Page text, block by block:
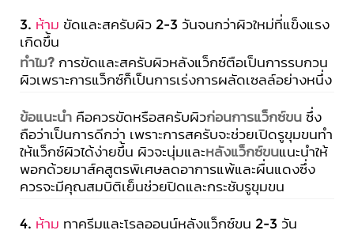
3. ห้าม ขัดและสครับผิว 2-3 วันจนกว่าผิวใหม่ที่แข็งแรง
เกิดขึ้น
ทำไม? การขัดและสครับผิวหลังแว็กซ์ตือเป็นการรบกวน
ผิวเพราะการแว็กซ์ก็เป็นการเร่งการผลัดเซลล์อย่างหนึ่ง
ข้อแนะนำ คือควรขัดหรือสครับผิวก่อนการแว็กซ์ขน ซึ่ง
ถือว่าเป็นการดีกว่า เพราะการสครับจะช่วยเปิดรูขุมขนทำ
ให้แว็กซ์ผิวได้ง่ายขึ้น ผิวจะนุ่มและหลังแว็กซ์ขนแนะนำให้
พอกด้วยมาส์คสูตรพิเศษลดอาการแพ้และผื่นแดงซึ่ง
ควรจะมีคุณสมบิติเย็นช่วยปิดและกระชับรูขุมขน
4. ห้าม ทาครีมและโรลออนน์หลังแว็กซ์ขน 2-3 วัน